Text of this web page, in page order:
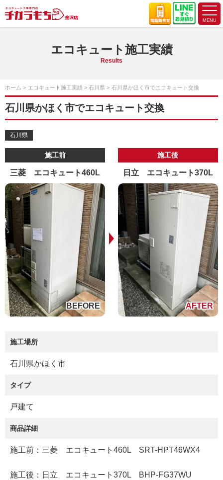
エコキュート施工実績
Results
ホーム エコキュート施工実績 石川県 石川県かほく市でエコキュート交換
石川県かほく市でエコキュート交換
石川県
施工前
三菱 エコキュート460L
施工後
日立 エコキュート370L
施工場所
石川県かほく市
タイプ
戸建て
商品詳細
施工前：三菱 エコキュート460L SRT-HPT46WX4
施工後：日立 エコキュート370L BHP-FG37WU